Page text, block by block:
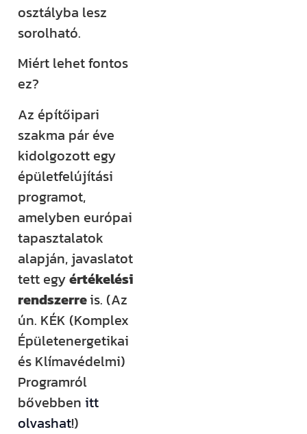
osztályba lesz
sorolható.
Miért lehet fontos
ez?
Az építőipari
szakma pár éve
kidolgozott egy
épületfelújítási
programot,
amelyben európai
tapasztalatok
alapján, javaslatot
tett egyértékelési
rendszerreis. (Az
ún. KÉK (Komplex
Épületenergetikai
és Klímavédelmi)
Programról
bővebben itt
olvashat!)